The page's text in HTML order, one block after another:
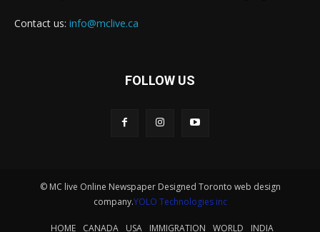
Contact us: info@mclive.ca
FOLLOW US
© MC live Online Newspaper Designed Toronto web design
company.YOLO Technologies inc
HOME CANADA USA IMMIGRATION WORLD INDIA